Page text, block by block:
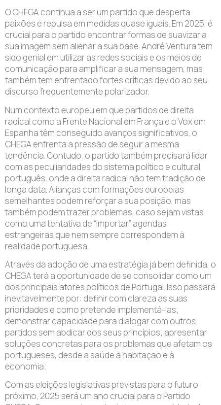
O CHEGA continua a ser um partido que desperta
paixões e repulsa em medidas quase iguais. Em 2025, é
crucial para o partido encontrar formas de suavizar a
sua imagem sem alienar a sua base. André Ventura tem
sido genial em utilizar as redes sociais e os meios de
comunicação para amplificar a sua mensagem, mas
também tem enfrentado fortes críticas devido ao seu
discurso frequentemente polarizador.
Num contexto europeu em que partidos de direita
radical como a Frente Nacional em França e o Vox em
Espanha têm conseguido avanços significativos, o
CHEGA enfrenta a pressão de seguir a mesma
tendência. Contudo, o partido também precisará lidar
com as peculiaridades do sistema político e cultural
português, onde a direita radical não tem tradição de
longa data. Alianças com formações europeias
semelhantes podem reforçar a sua posição, mas
também podem trazer problemas, caso sejam vistas
como uma tentativa de “importar” agendas
estrangeiras que nem sempre correspondem à
realidade portuguesa.
Através da adoção de uma estratégia já bem definida, o
CHEGA terá a oportunidade de se consolidar como um
dos principais atores políticos de Portugal. Isso passará
inevitavelmente por: definir com clareza as suas
prioridades e como pretende implementá-las;
demonstrar capacidade para dialogar com outros
partidos sem abdicar dos seus princípios; apresentar
soluções concretas para os problemas que afetam os
portugueses, desde a saúde à habitação e à
economia;
Com as eleições legislativas previstas para o futuro
próximo, 2025 será um ano crucial para o Partido